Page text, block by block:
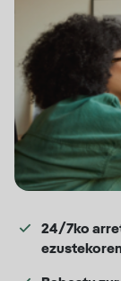
24/7ko